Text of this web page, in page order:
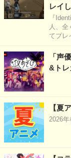
レイ
『
人、
てプレ
「声
&トレ
【夏
2026